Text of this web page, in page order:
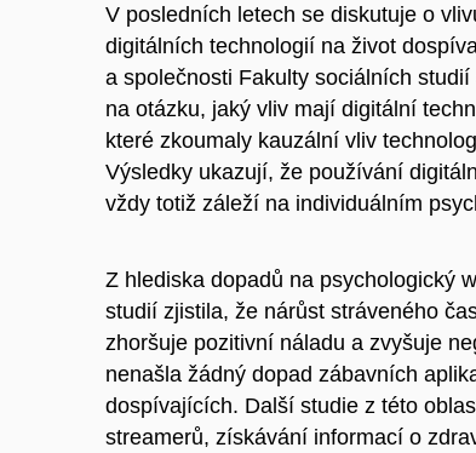
V posledních letech se diskutuje o
digitálních technologií na život
a společnosti Fakulty sociálních
na otázku, jaký vliv mají digitální
které zkoumaly kauzální vliv
Výsledky ukazují, že používání
vždy totiž záleží na individuálním
Z hlediska dopadů na psychologický
studií zjistila, že nárůst stráveného
zhoršuje pozitivní náladu a zvyšuje
nenašla žádný dopad zábavních
dospívajících. Další studie z této
streamerů, získávání informací o